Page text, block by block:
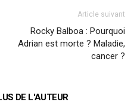
Article suivant
Rocky Balboa : Pourquoi
Adrian est morte ? Maladie,
cancer ?
DE L'AUTEUR